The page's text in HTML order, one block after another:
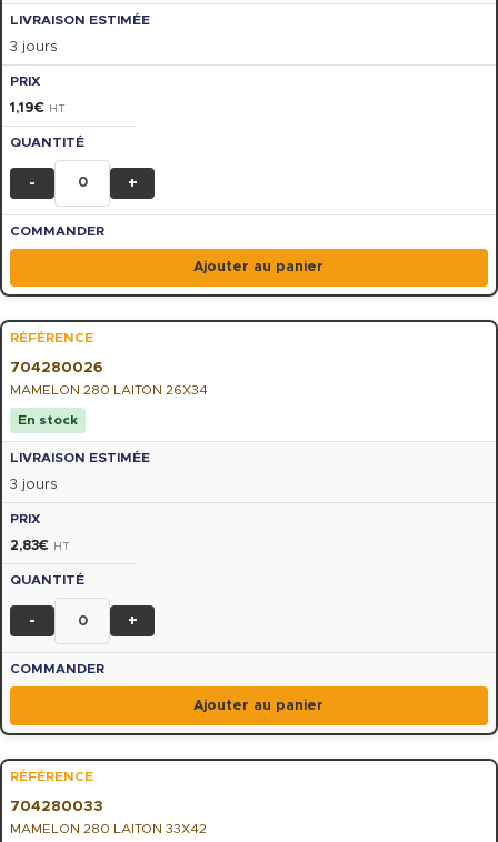
3 jours
1,19€ HT
- +
Ajouter au panier
704280026
MAMELON 280 LAITON 26X34
En stock
3 jours
2,83€ HT
- +
Ajouter au panier
704280033
MAMELON 280 LAITON 33X42